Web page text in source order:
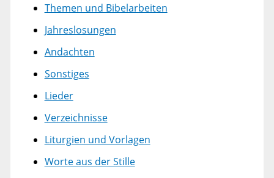
Themen und Bibelarbeiten
Jahreslosungen
Andachten
Sonstiges
Lieder
Verzeichnisse
Liturgien und Vorlagen
Worte aus der Stille